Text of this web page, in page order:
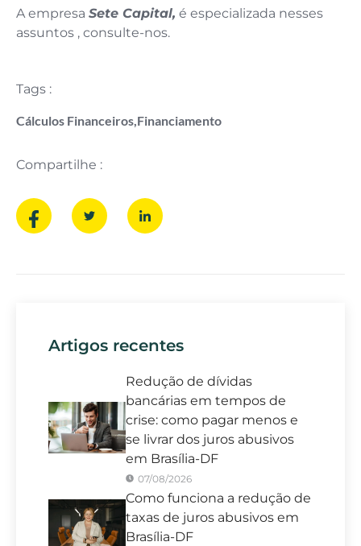
A empresa Sete Capital, é especializada nesses
assuntos , consulte-nos.
Tags :
Cálculos Financeiros Financiamento
Compartilhe :
Artigos recentes
Redução de dívidas
bancárias em tempos de
crise: como pagar menos e
se livrar dos juros abusivos
em Brasília-DF
07/08/2026
Como funciona a redução de
taxas de juros abusivos em
Brasília-DF